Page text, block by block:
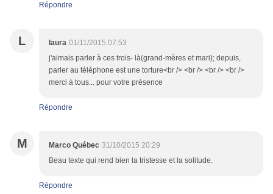
Répondre
L laura 01/11/2015 07:53
j'aimais parler à ces trois- là(grand-mères et mari); depuis,
parler au téléphone est une torture<br /> <br /> <br /> <br />
merci à tous... pour votre présence
Répondre
M Marco Québec 31/10/2015 20:29
Beau texte qui rend bien la tristesse et la solitude.
Répondre